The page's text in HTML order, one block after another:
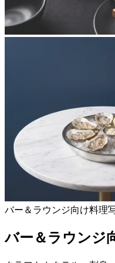
バー＆ラウンジ向け料理
バー＆ラウンジ